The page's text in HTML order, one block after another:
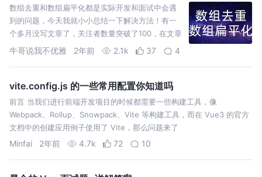
数组去重和数组扁平化都是实际开发和面试中会遇
到的问题，今天我就小小总结一下解决方法！有一
个多月没写文章了，关注者数量突破了100，在文章
开始之前，忠心感谢这100多位关注者！
牛哥说我不优雅 2年前 2.1k 37 4
vite.config.js 的一些常用配置你知道吗
前言 当我们进行前端开发项目的时候都需要一些构建工具，像
Webpack、Rollup、Snowpack、Vite 等构建工具，而在 Vue3 的官方
文档中的创建应用例子使用了 Vite，那么问题来了
Minfai 2年前 4.7k 72 10